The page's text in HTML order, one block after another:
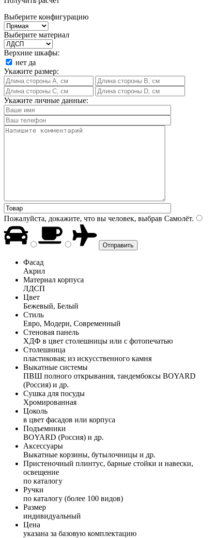
Выберите конфигурацию
Выберите материал
Верхние шкафы:
нет да
Укажите размер:
Укажите личные данные:
Пожалуйста, докажите, что вы человек, выбрав Самолёт.
Фасад
Акрил
Материал корпуса
ЛДСП
Цвет
Бежевый, Белый
Стиль
Евро, Модерн, Современный
Стеновая панель
ХДФ в цвет столешницы или с фотопечатью
Столешница
пластиковая; из искусственного камня
Выкатные системы
ПВШ полного открывания, тандембоксы BOYARD
(Россия) и др.
Сушка для посуды
Хромированная
Цоколь
в цвет фасадов или корпуса
Подъемники
BOYARD (Россия) и др.
Аксессуары
Выкатные корзины, бутылочницы и др.
Пристеночный плинтус, барные стойки и навески,
освещение
по каталогу
Ручки
по каталогу (более 100 видов)
Размер
индивидуальный
Цена
указана за базовую комплектацию